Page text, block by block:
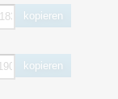
kopieren
kopieren